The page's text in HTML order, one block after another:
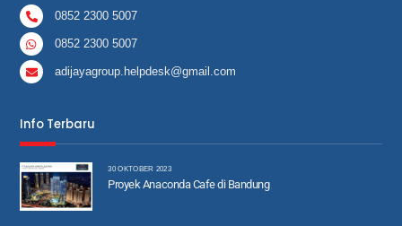
0852 2300 5007
0852 2300 5007
adijayagroup.helpdesk@gmail.com
Info Terbaru
30 OKTOBER 2023
Proyek Anaconda Cafe di Bandung